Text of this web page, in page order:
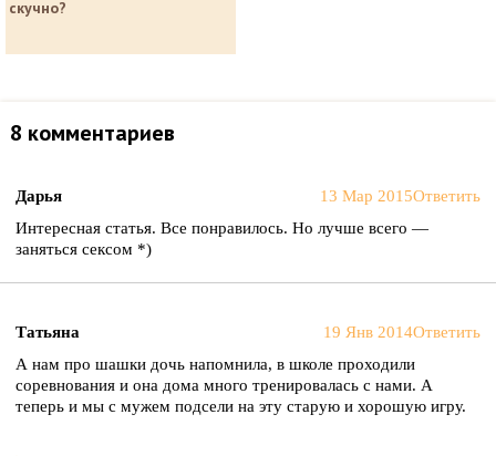
скучно?
8 комментариев
Дарья 13 Мар 2015Ответить
Интересная статья. Все понравилось. Но лучше всего —
заняться сексом *)
Татьяна 19 Янв 2014Ответить
А нам про шашки дочь напомнила, в школе проходили
соревнования и она дома много тренировалась с нами. А
теперь и мы с мужем подсели на эту старую и хорошую игру.